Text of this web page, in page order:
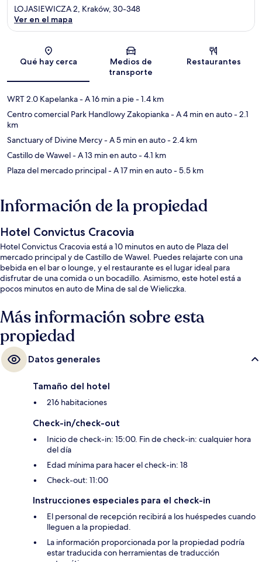
Sección del mapa
LOJASIEWICZA 2, Kraków, 30-348
Ver en el mapa
Qué hay cerca
Medios de
transporte
Restaurantes
WRT 2.0 Kapelanka- A 16 min a pie- 1.4 km
Centro comercial Park Handlowy Zakopianka- A 4 min en auto- 2.1
km
Sanctuary of Divine Mercy- A 5 min en auto- 2.4 km
Castillo de Wawel- A 13 min en auto- 4.1 km
Plaza del mercado principal- A 17 min en auto- 5.5 km
Información de la propiedad
Hotel Convictus Cracovia
Hotel Convictus Cracovia está a 10 minutos en auto de Plaza del
mercado principal y de Castillo de Wawel. Puedes relajarte con una
bebida en el bar o lounge, y el restaurante es el lugar ideal para
disfrutar de una comida o un bocadillo. Asimismo, este hotel está a
pocos minutos en auto de Mina de sal de Wieliczka.
Más información sobre esta
propiedad
Datos generales
Tamaño del hotel
216 habitaciones
Check-in/check-out
Inicio de check-in: 15:00. Fin de check-in: cualquier hora
del día
Edad mínima para hacer el check-in: 18
Check-out: 11:00
Instrucciones especiales para el check-in
El personal de recepción recibirá a los huéspedes cuando
lleguen a la propiedad.
La información proporcionada por la propiedad podría
estar traducida con herramientas de traducción